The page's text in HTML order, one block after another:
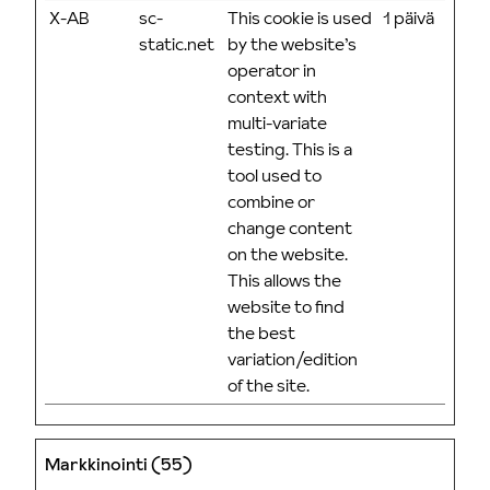
X-AB
sc-
static.net
This cookie is used
by the website’s
operator in
context with
multi-variate
testing. This is a
tool used to
combine or
change content
on the website.
This allows the
website to find
the best
variation/edition
of the site.
1 päivä
Markkinointi (55)